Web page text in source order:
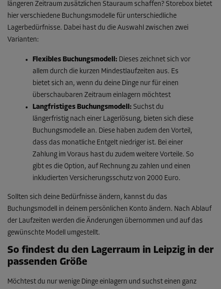
längeren Zeitraum zusätzlichen Stauraum schaffen? Storebox bietet
hier verschiedene Buchungsmodelle für unterschiedliche
Lagerbedürfnisse. Dabei hast du die Auswahl zwischen zwei
Varianten:
Flexibles Buchungsmodell: Dieses zeichnet sich vor
allem durch die kurzen Mindestlaufzeiten aus. Es
bietet sich an, wenn du deine Dinge nur für einen
überschaubaren Zeitraum einlagern möchtest
Langfristiges Buchungsmodell: Suchst du
längerfristig nach einer Lagerlösung, bieten sich diese
Buchungsmodelle an. Diese haben zudem den Vorteil,
dass das monatliche Entgelt niedriger ist. Bei einer
Zahlung im Voraus hast du zudem weitere Vorteile. So
gibt es die Option, auf Rechnung zu zahlen und einen
inkludierten Versicherungsschutz von 2000 Euro.
Sollten sich deine Bedürfnisse ändern, kannst du das
Buchungsmodell in deinem persönlichen Konto ändern. Nach Ablauf
der Laufzeiten werden die Änderungen übernommen und auf das
gewünschte Modell umgestellt.
So findest du den Lagerraum in Leipzig in der
passenden Größe
Möchtest du nur wenige Dinge einlagern und suchst einen ganz